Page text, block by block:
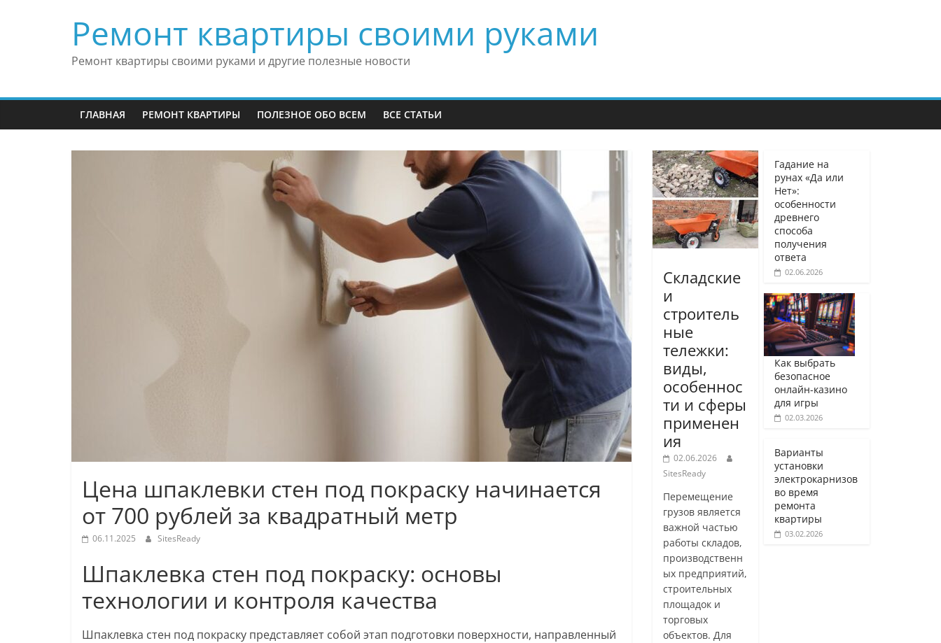
Ремонт квартиры своими руками
Ремонт квартиры своими руками и другие полезные новости
ГЛАВНАЯ РЕМОНТ КВАРТИРЫ ПОЛЕЗНОЕ ОБО ВСЕМ ВСЕ СТАТЬИ
Цена шпаклевки стен под покраску начинается
от 700 рублей за квадратный метр
06.11.2025 SitesReady
Шпаклевка стен под покраску: основы
технологии и контроля качества
Шпаклевка стен под покраску представляет собой этап подготовки поверхности, направленный
Складские
и
строитель
ные
тележки:
виды,
особеннос
ти и сферы
применен
ия
02.06.2026
SitesReady
Перемещение
грузов является
важной частью
работы складов,
производственн
ых предприятий,
строительных
площадок и
торговых
объектов. Для
Гадание на
рунах «Да или
Нет»:
особенности
древнего
способа
получения
ответа
02.06.2026
Как выбрать
безопасное
онлайн-казино
для игры
02.03.2026
Варианты
установки
электрокарнизов
во время
ремонта
квартиры
03.02.2026